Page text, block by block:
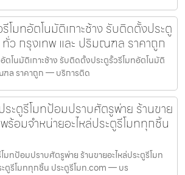
โมทอัตโนมัติเกาะช้าง รับติดตั้งประตู
ว กรุงเทพ และ ปริมณฑล ราคาถูก
ตโนมัติเกาะช้าง รับติดตั้งประตูรั้วรีโมทอัตโนมัติ
ฑล ราคาถูก — บริการติด
ระตูรีโมทป้อมปราบศัตรูพ่าย ร้านขาย
ร้อมจำหน่ายอะไหล่ประตูรีโมททุกชิ้น
มทป้อมปราบศัตรูพ่าย ร้านขายอะไหล่ประตูรีโมท
ะตูรีโมททุกชิ้น ประตูรีโมท.com — บร